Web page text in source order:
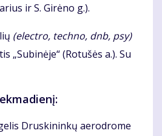
ir S. Girėno g.).
(electro, techno, dnb, psy)
„Subinėje“ (Rotušės a.). Su
Druskininkų aerodrome